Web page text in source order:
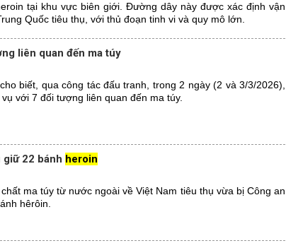
tại khu vực biên giới. Đường dây này được xác định vận
Quốc tiêu thụ, với thủ đoạn tinh vi và quy mô lớn.
liên quan đến ma túy
biết, qua công tác đấu tranh, trong 2 ngày (2 và 3/3/2026),
với 7 đối tượng liên quan đến ma túy.
giữ 22 bánh heroin
ma túy từ nước ngoài về Việt Nam tiêu thụ vừa bị Công an
hêrôin.